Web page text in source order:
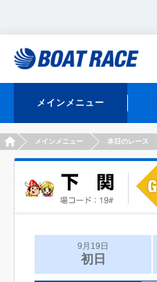
メインメニュー
HOMEメインメニュー 本日のレース
9月19日
初日